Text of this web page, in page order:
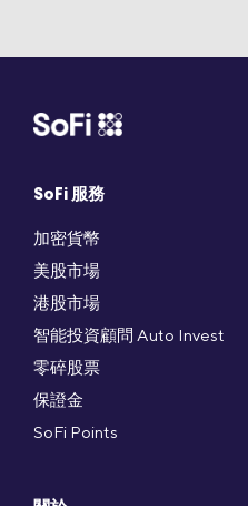
SoFi 服務
加密貨幣
美股市場
港股市場
智能投資顧問 Auto Invest
零碎股票
保證金
SoFi Points